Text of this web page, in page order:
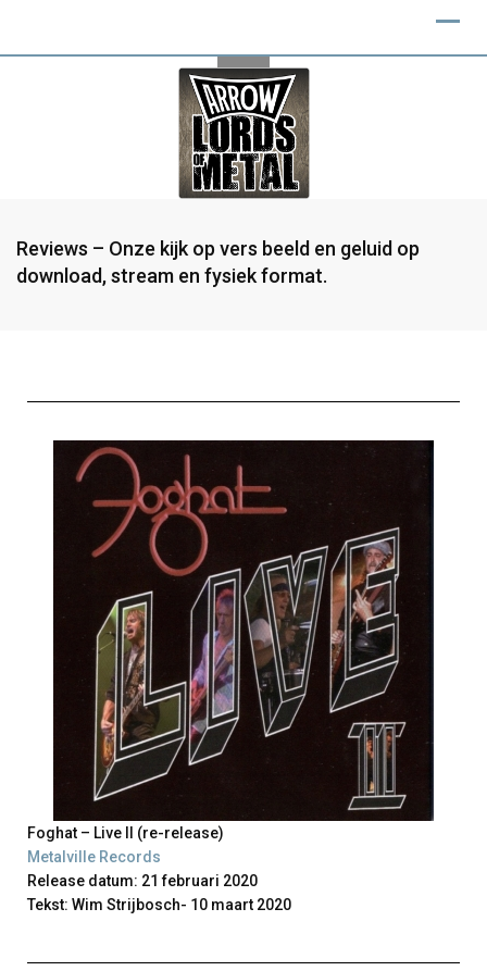
Reviews – Onze kijk op vers beeld en geluid op
download, stream en fysiek format.
Foghat – Live II (re-release)
Metalville Records
Release datum: 21 februari 2020
Tekst: Wim Strijbosch- 10 maart 2020